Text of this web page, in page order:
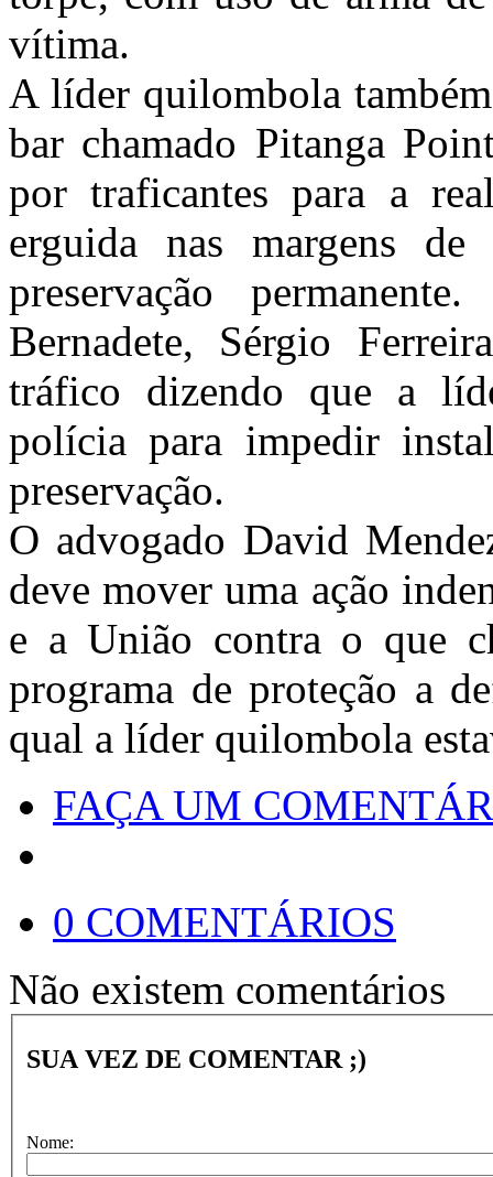
vítima.
A líder quilombola
bar chamado Pitanga
por traficantes para a
erguida nas margens
preservação
Bernadete, Sérgio
tráfico dizendo que a
polícia para impedir
preservação.
O advogado David
deve mover uma ação
e a União contra o que
programa de proteção a
qual a líder quilombola
FAÇA UM
0 COMENTÁRIOS
Não existem comentários
SUA VEZ DE COMENTAR ;)
Nome: